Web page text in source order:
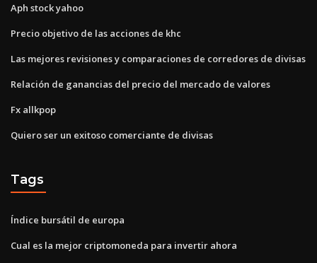
Aph stock yahoo
Precio objetivo de las acciones de khc
Las mejores revisiones y comparaciones de corredores de divisas
Relación de ganancias del precio del mercado de valores
Fx allkpop
Quiero ser un exitoso comerciante de divisas
Tags
Índice bursátil de europa
Cual es la mejor criptomoneda para invertir ahora